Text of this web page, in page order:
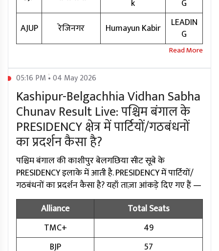
k
G
AJUP
रेजिनगर Humayun Kabir
LEADIN
G
05:16 PM • 04 May 2026
Kashipur-Belgachhia Vidhan Sabha
Chunav Result Live: पश्चिम बंगाल के
PRESIDENCY क्षेत्र में पार्टियों/गठबंधनों
का प्रदर्शन कैसा है?
पश्चिम बंगाल की काशीपुर बेलगछिया सीट सूबे के
PRESIDENCY इलाके में आती है. PRESIDENCY में पार्टियों/
गठबंधनों का प्रदर्शन कैसा है? यहाँ ताज़ा आंकड़े दिए गए हैं —
Alliance
Total Seats
TMC+
49
BJP
57